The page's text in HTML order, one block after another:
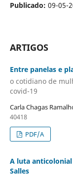
Publicado: 09-05-
ARTIGOS
Entre panelas e
o cotidiano de
covid-19
Carla Chagas
40418
PDF/A
A luta anticolonial
Salles